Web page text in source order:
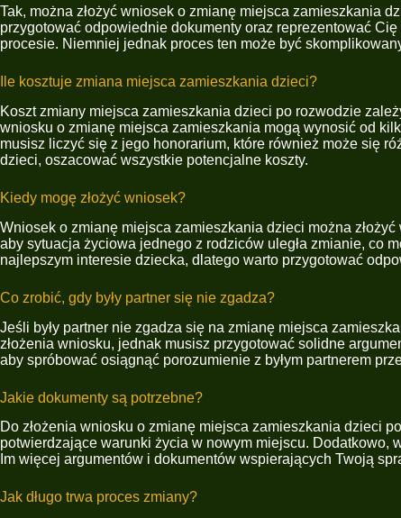
Tak, można złożyć wniosek o zmianę miejsca zamieszkania
przygotować odpowiednie dokumenty oraz reprezentować
procesie. Niemniej jednak proces ten może być
Ile kosztuje zmiana miejsca zamieszkania dzieci?
Koszt zmiany miejsca zamieszkania dzieci po rozwodzie
wniosku o zmianę miejsca zamieszkania mogą wynosić od
musisz liczyć się z jego honorarium, które również może się
dzieci, oszacować wszystkie potencjalne koszty.
Kiedy mogę złożyć wniosek?
Wniosek o zmianę miejsca zamieszkania dzieci można
aby sytuacja życiowa jednego z rodziców uległa zmianie, co
najlepszym interesie dziecka, dlatego warto przygotować
Co zrobić, gdy były partner się nie zgadza?
Jeśli były partner nie zgadza się na zmianę miejsca
złożenia wniosku, jednak musisz przygotować solidne
aby spróbować osiągnąć porozumienie z byłym partnerem
Jakie dokumenty są potrzebne?
Do złożenia wniosku o zmianę miejsca zamieszkania dzieci
potwierdzające warunki życia w nowym miejscu. Dodatkowo,
Im więcej argumentów i dokumentów wspierających Twoją
Jak długo trwa proces zmiany?